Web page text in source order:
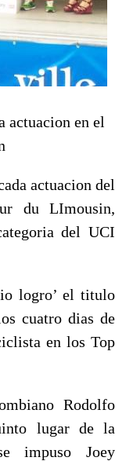
actuacion en el
actuacion del
du LImousin,
del UCI
logro’ el titulo
cuatro dias de
en los Top
Rodolfo
lugar de la
impuso Joey